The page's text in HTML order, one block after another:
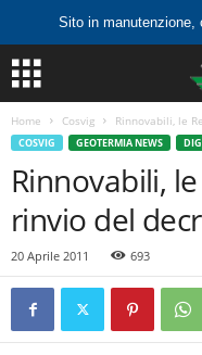
Sito in manutenzione,
Home Cosvig Rinnovabili, le
COSVIG GEOTERMIA NEWS
Rinnovabili,
rinvio del
20 Aprile 2011 693